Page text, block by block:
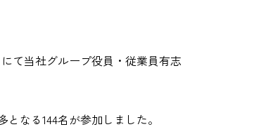
て当社グループ役員・従業員有志
なる144名が参加しました。